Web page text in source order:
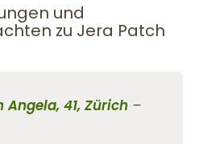
und
zu Jera Patch
41, Zürich –